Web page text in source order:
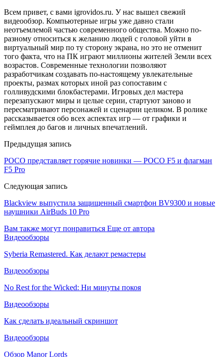
Всем привет, с вами igrovidos.ru. У нас вышел свежий
видеообзор. Компьютерные игры уже давно стали
неотъемлемой частью современного общества. Можно по-
разному относиться к желанию людей с головой уйти в
виртуальный мир по ту сторону экрана, но это не отменит
того факта, что на ПК играют миллионы жителей Земли всех
возрастов. Современные технологии позволяют
разработчикам создавать по-настоящему увлекательные
проекты, размах которых иной раз сопоставим с
голливудскими блокбастерами. Игровых дел мастера
перезапускают миры и целые серии, стартуют заново и
пересматривают персонажей и сценарии целиком. В ролике
рассказывается обо всех аспектах игр — от графики и
геймплея до багов и личных впечатлений.
Предыдущая запись
POCO представляет горячие новинки — POCO F5 и флагман
F5 Pro
Следующая запись
Blackview выпустила защищенный смартфон BV9300 и новые
наушники AirBuds 10 Pro
Вам также могут понравиться Еще от автора
Видеообзоры
Syberia Remastered. Как делают ремастеры
Видеообзоры
No Rest for the Wicked: Ни минуты покоя
Видеообзоры
Как сделать идеальный скриншот
Видеообзоры
Обзор Manor Lords